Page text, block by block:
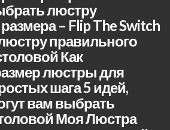
люстру
– Flip The Switch
правильного
Как
люстры для
шага 5 идей,
вам выбрать
Моя Люстра